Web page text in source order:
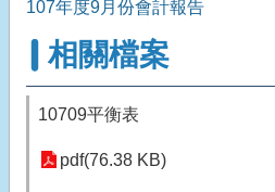
107年度9月份會計報告
相關檔案
10709平衡表
pdf(76.38 KB)